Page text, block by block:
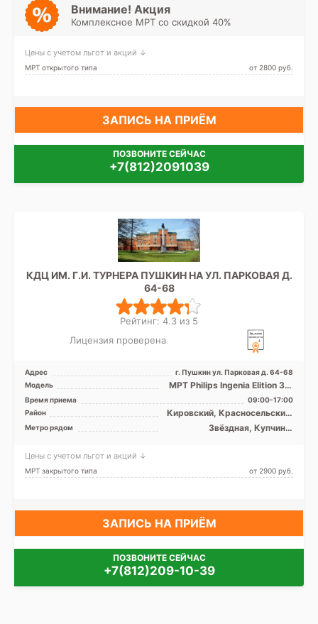
Внимание! Акция
Комплексное МРТ со скидкой 40%
Цены с учетом льгот и акций ↓
МРТ открытого типа от 2800 pуб.
ЗАПИСЬ НА ПРИЁМ
ПОЗВОНИТЕ СЕЙЧАС
+7(812)2091039
КДЦ ИМ. Г.И. ТУРНЕРА ПУШКИН НА УЛ. ПАРКОВАЯ Д.
64-68
Рейтинг: 4.3 из 5
Лицензия проверена
Адрес
г. Пушкин ул. Парковая д. 64-68
Модель
МРТ Philips Ingenia Elition 3.0
Tесла, КТ Philips Brilliance 64
среза, ...
Время приема
09:00-17:00
Район
Кировский, Красносельский,
Московский, Пушкинский
Метро рядом
Звёздная, Купчино,
Цены с учетом льгот и акций ↓
МРТ закрытого типа от 2900 pуб.
ЗАПИСЬ НА ПРИЁМ
ПОЗВОНИТЕ СЕЙЧАС
+7(812)209-10-39